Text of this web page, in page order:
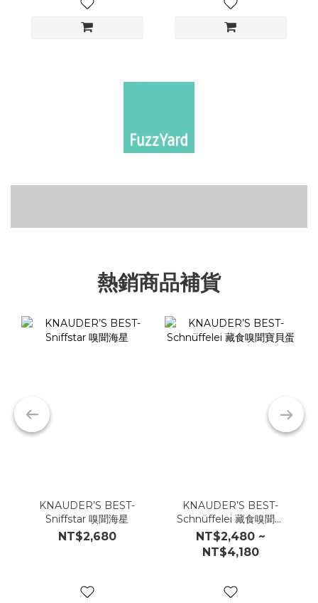
可微波食器碗
熱銷商品補貨
KNAUDER’S BEST-
Sniffstar 嗅聞海星
NT$2,680
KNAUDER’S BEST-
Schnüffelei 藏食嗅聞寶
貝蛋
NT$2,480 ~
NT$4,180